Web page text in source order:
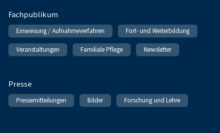
Fachpublikum
Einweisung / Aufnahmeverfahren Fort- und Weiterbildung
Veranstaltungen Familiale Pflege Newsletter
Presse
Pressemitteilungen Bilder Forschung und Lehre